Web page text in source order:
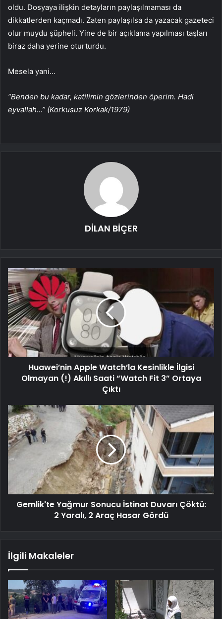
oldu. Dosyaya ilişkin detayların paylaşılmaması da
dikkatlerden kaçmadı. Zaten paylaşılsa da yazacak gazeteci
olur muydu şüpheli. Yine de bir açıklama yapılması taşları
biraz daha yerine oturturdu.
Mesela yani…
“Benden bu kadar, katilimin gözlerinden öperim. Hadi
eyvallah…” (Korkusuz Korkak/1979)
DİLAN BİÇER
Huawei’nin Apple Watch’la Kesinlikle İlgisi
Olmayan (!) Akıllı Saati “Watch Fit 3” Ortaya
Çıktı
Gemlik'te Yağmur Sonucu İstinat Duvarı Çöktü:
2 Yaralı, 2 Araç Hasar Gördü
İlgili Makaleler